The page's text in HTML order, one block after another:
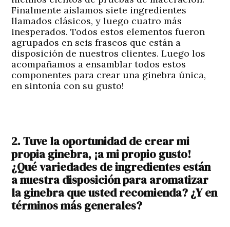
Finalmente aislamos siete ingredientes
llamados clásicos, y luego cuatro más
inesperados. Todos estos elementos fueron
agrupados en seis frascos que están a
disposición de nuestros clientes. Luego los
acompañamos a ensamblar todos estos
componentes para crear una ginebra única,
en sintonía con su gusto!
2. Tuve la oportunidad de crear mi
propia ginebra, ¡a mi propio gusto!
¿Qué variedades de ingredientes están
a nuestra disposición para aromatizar
la ginebra que usted recomienda? ¿Y en
términos más generales?